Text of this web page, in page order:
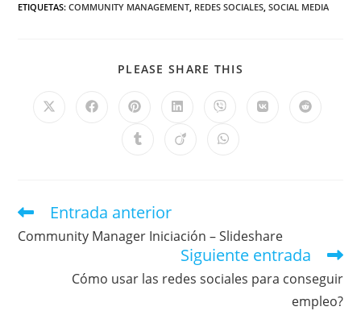
ETIQUETAS:COMMUNITY MANAGEMENT, REDES SOCIALES, SOCIAL MEDIA
PLEASE SHARE THIS
Entrada anterior
Community Manager Iniciación – Slideshare
Siguiente entrada
Cómo usar las redes sociales para conseguir
empleo?